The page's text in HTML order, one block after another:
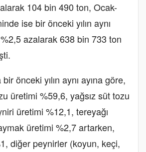
104 bin 490 ton, Ocak-
ise bir önceki yılın aynı
azalarak 638 bin 733 ton
önceki yılın aynı ayına göre,
üretimi %59,6, yağsız süt tozu
üretimi %12,1, tereyağı
üretimi %2,7 artarken,
diğer peynirler (koyun, keçi,